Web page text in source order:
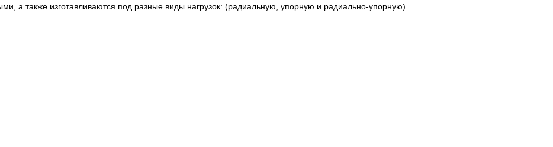
а также изготавливаются под разные виды нагрузок: (радиальную, упорную и радиально-упорную).